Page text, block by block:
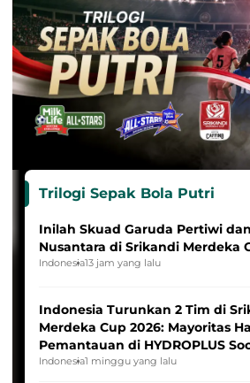
Trilogi Sepak Bola Putri
Inilah Skuad Garuda Pertiwi
Nusantara di Srikandi Merdeka
Indonesia13 jam yang lalu
Indonesia Turunkan 2 Tim di
Merdeka Cup 2026: Mayoritas
Pemantauan di HYDROPLUS
League
Indonesia1 minggu yang lalu